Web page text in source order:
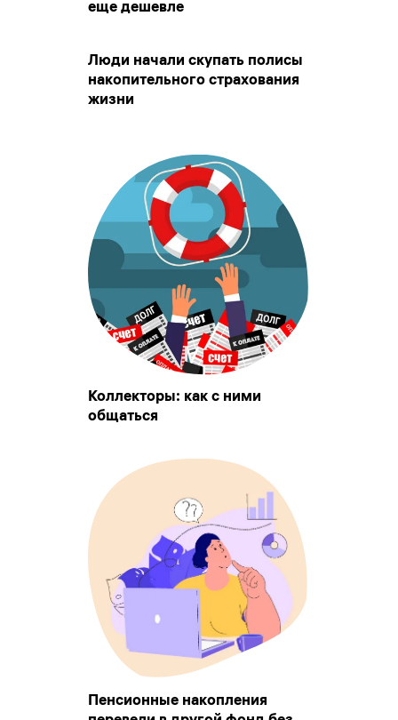
еще дешевле
Люди начали скупать полисы
накопительного страхования
жизни
Коллекторы: как с ними
общаться
Пенсионные накопления